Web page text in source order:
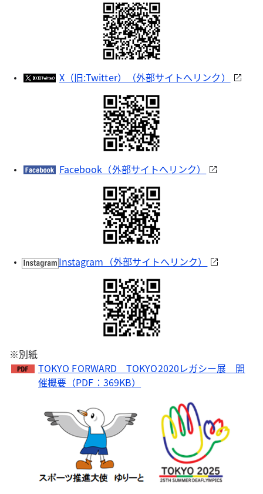
X（旧:Twitter）（外部サイトへリンク）
Facebook（外部サイトへリンク）
Instagram（外部サイトへリンク）
※別紙
TOKYO FORWARD TOKYO2020レガシー展 開
催概要（PDF：369KB）